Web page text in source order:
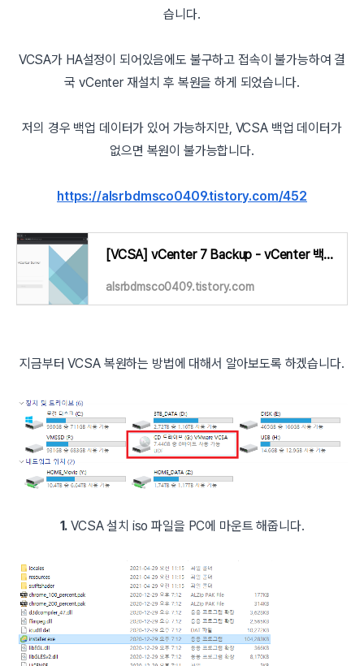
습니다.
VCSA가 HA설정이 되어있음에도 불구하고 접속이 불가능하여 결
국 vCenter 재설치 후 복원을 하게 되었습니다.
저의 경우 백업 데이터가 있어 가능하지만, VCSA 백업 데이터가
없으면 복원이 불가능합니다.
https://alsrbdmsco0409.tistory.com/452
[VCSA] vCenter 7 Backup - vCenter 백업하기
alsrbdmsco0409.tistory.com
지금부터 VCSA 복원하는 방법에 대해서 알아보도록 하겠습니다.
1. VCSA 설치 iso 파일을 PC에 마운트 해줍니다.